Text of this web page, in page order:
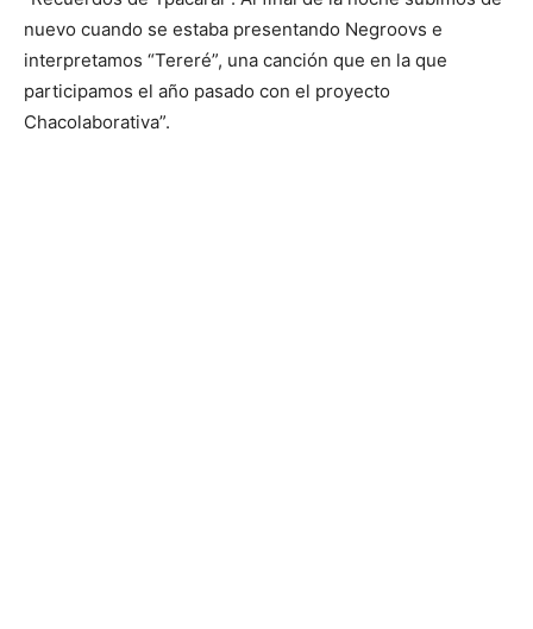
nuevo cuando se estaba presentando Negroovs e
interpretamos “Tereré”, una canción que en la que
participamos el año pasado con el proyecto
Chacolaborativa”.